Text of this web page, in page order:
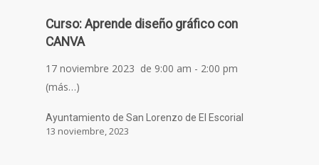
Curso: Aprende diseño gráfico con
CANVA
17 noviembre 2023 de 9:00 am - 2:00 pm
(más…)
Ayuntamiento de San Lorenzo de El Escorial
13 noviembre, 2023